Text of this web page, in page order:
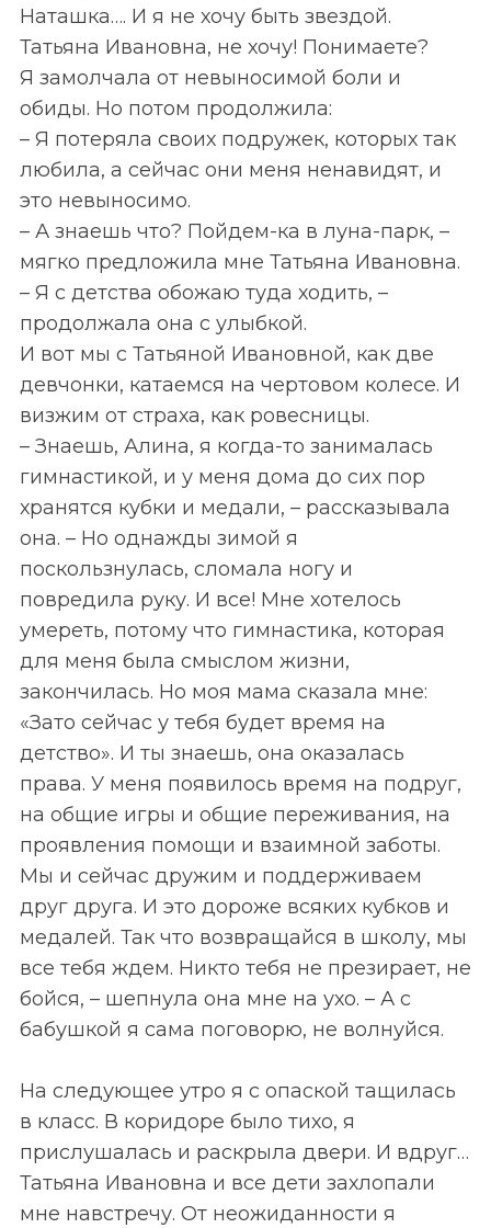
Наташка…. И я не хочу быть звездой.
Татьяна Ивановна, не хочу! Понимаете?
Я замолчала от невыносимой боли и
обиды. Но потом продолжила:
– Я потеряла своих подружек, которых так
любила, а сейчас они меня ненавидят, и
это невыносимо.
– А знаешь что? Пойдем-ка в луна-парк, –
мягко предложила мне Татьяна Ивановна.
– Я с детства обожаю туда ходить, –
продолжала она с улыбкой.
И вот мы с Татьяной Ивановной, как две
девчонки, катаемся на чертовом колесе. И
визжим от страха, как ровесницы.
– Знаешь, Алина, я когда-то занималась
гимнастикой, и у меня дома до сих пор
хранятся кубки и медали, – рассказывала
она. – Но однажды зимой я
поскользнулась, сломала ногу и
повредила руку. И все! Мне хотелось
умереть, потому что гимнастика, которая
для меня была смыслом жизни,
закончилась. Но моя мама сказала мне:
«Зато сейчас у тебя будет время на
детство». И ты знаешь, она оказалась
права. У меня появилось время на подруг,
на общие игры и общие переживания, на
проявления помощи и взаимной заботы.
Мы и сейчас дружим и поддерживаем
друг друга. И это дороже всяких кубков и
медалей. Так что возвращайся в школу, мы
все тебя ждем. Никто тебя не презирает, не
бойся, – шепнула она мне на ухо. – А с
бабушкой я сама поговорю, не волнуйся.
На следующее утро я с опаской тащилась
в класс. В коридоре было тихо, я
прислушалась и раскрыла двери. И вдруг…
Татьяна Ивановна и все дети захлопали
мне навстречу. От неожиданности я